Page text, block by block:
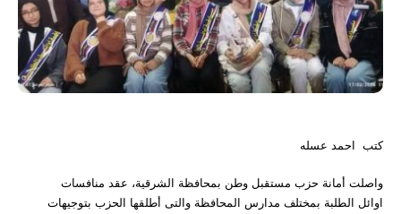
كتب احمد عسله
واصلت أمانة حزب مستقبل وطن بمحافظة الشرقية، عقد منافسات
اوائل الطلبة بمختلف مدارس المحافظة والتى أطلقها الحزب بتوجيهات